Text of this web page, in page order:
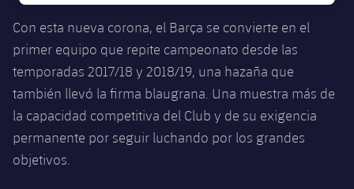
Servicios Médicos
Accesibilidad
Instalaciones
SUB8 B
Historia
Palmarés
Infantil A
Infantil B
Entradas
Resultados
Clasificaciones
Jugadors
Calendario
Resultados
Jugadores
plusicon
más
Juvenil
Cadete
Infantil
PLUSICON
MÁS
Primer equipo
Actualidad
Barça Atlètic
Con esta nueva corona, el Barça se convierte en el
primer equipo que repite campeonato desde las
temporadas 2017/18 y 2018/19, una hazaña que
también llevó la firma blaugrana. Una muestra más de
la capacidad competitiva del Club y de su exigencia
permanente por seguir luchando por los grandes
objetivos.